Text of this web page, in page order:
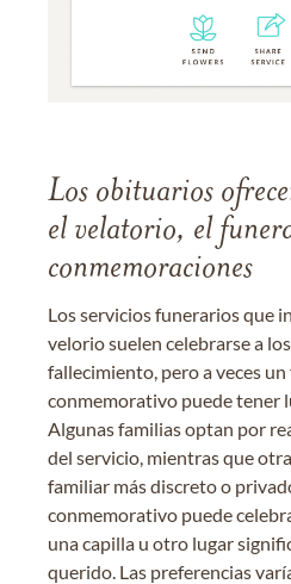
Los obituarios
el velatorio, el
conmemoraciones
Los servicios funerarios que
velorio suelen celebrarse a
fallecimiento, pero a veces
conmemorativo puede tener
Algunas familias optan por
del servicio, mientras que
familiar más discreto o
conmemorativo puede
una capilla u otro lugar
querido. Las preferencias